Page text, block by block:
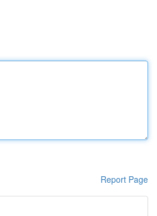
Report Page